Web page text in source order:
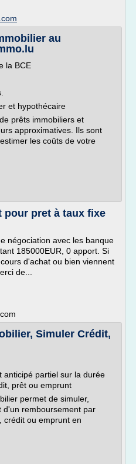
au
la BCE
et hypothécaire
prêts immobiliers et
approximatives. Ils sont
les coûts de votre
pour pret à taux fixe
négociation avec les banque
185000EUR, 0 apport. Si
d'achat ou bien viennent
de...
Simuler Crédit,
anticipé partiel sur la durée
prêt ou emprunt
permet de simuler,
d'un remboursement par
crédit ou emprunt en